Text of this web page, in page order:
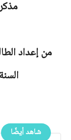
من إعداد
السنة
شاهد أيضًا